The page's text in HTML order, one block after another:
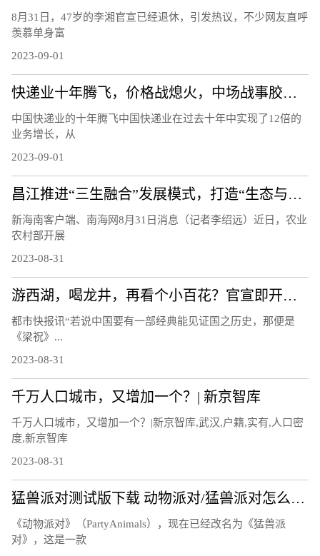
8月31日，47岁的李湘官宣已经退休，引发热议，不少网友直呼
羡慕单身富
2023-09-01
快递业十年腾飞，价格战熄火，中场战事胶着，硬件先手棋关键|产业链情报站
中国快递业的十年腾飞中国快递业在过去十年中实现了12倍的
业务增长，从
2023-09-01
昌江推进“三生融合”发展模式，打造“生态与产业带动并存型国家乡村振兴示范县”
新海南客户端、南海网8月31日消息（记者李绍远）近日，农业
农村部开展
2023-08-31
游西湖，喝龙井，再看个小百花？官宣即开票，蝴蝶剧场推出“亚运限定”版《梁祝》
都市快报讯“若说中国要有一部经典能见证国之历史，那便是
《梁祝》...
2023-08-31
千万人口城市，又增加一个？| 新京智库
千万人口城市，又增加一个？|新京智库,武汉,户籍,实有,人口密
度,新京智库
2023-08-31
猛兽派对测试版下载 动物派对/猛兽派对怎么参与测试
《动物派对》（PartyAnimals），现在已经改名为《猛兽派
对》，这是一款